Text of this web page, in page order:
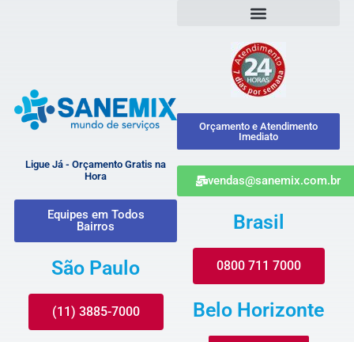
Ligue Já - Orçamento Gratis na
Hora
Equipes em Todos
Bairros
São Paulo
(11) 3885-7000
Orçamento e Atendimento
Imediato
vendas@sanemix.com.br
Brasil
0800 711 7000
Belo Horizonte